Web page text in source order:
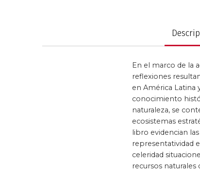
Política y
En el marco de la
reflexiones
en América Latina
conocimiento
naturaleza, se
ecosistemas
libro evidencian
representatividad
celeridad
recursos naturales